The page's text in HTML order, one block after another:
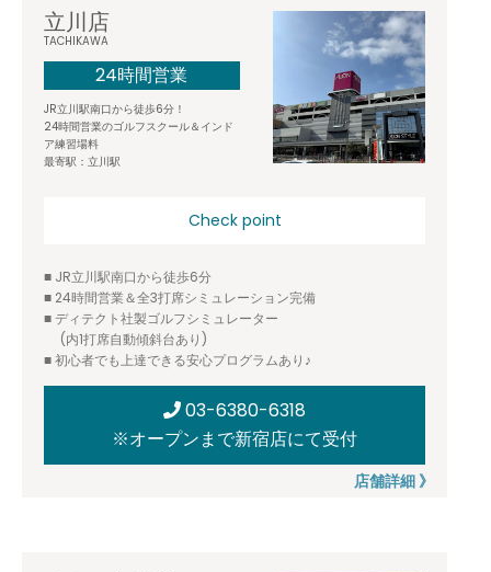
立川店
TACHIKAWA
24時間営業
JR立川駅南口から徒歩6分！
24時間営業のゴルフスクール＆インド
ア練習場料
最寄駅：立川駅
Check point
■ JR立川駅南口から徒歩6分
■ 24時間営業＆全3打席シミュレーション完備
■ ディテクト社製ゴルフシミュレーター
(内1打席自動傾斜台あり)
■ 初心者でも上達できる安心プログラムあり♪
03-6380-6318
※オープンまで新宿店にて受付
店舗詳細 》